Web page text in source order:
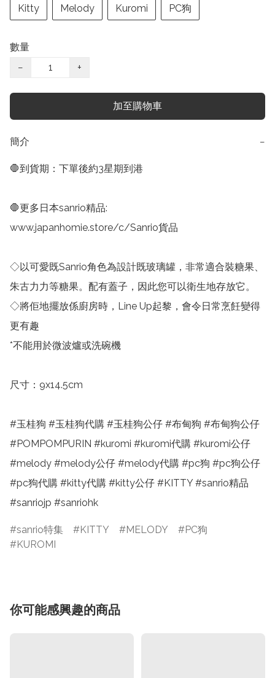
Kitty
Melody Kuromi PC狗
數量
−
+
加至購物車
簡介 −
🛑到貨期：下單後約3星期到港
🛑更多日本sanrio精品:
www.japanhomie.store/c/Sanrio貨品
◇以可愛既Sanrio角色為設計既玻璃罐，非常適合裝糖果、
朱古力力等糖果。配有蓋子，因此您可以衛生地存放它。
◇將佢地擺放係廚房時，Line Up起黎，會令日常烹飪變得
更有趣
*不能用於微波爐或洗碗機
尺寸：9x14.5cm
#玉桂狗 #玉桂狗代購 #玉桂狗公仔 #布甸狗 #布甸狗公仔
#POMPOMPURIN #kuromi #kuromi代購 #kuromi公仔
#melody #melody公仔 #melody代購 #pc狗 #pc狗公仔
#pc狗代購 #kitty代購 #kitty公仔 #KITTY #sanrio精品
#sanriojp #sanriohk
sanrio特集 KITTY MELODY
PC狗
KUROMI
你可能感興趣的商品